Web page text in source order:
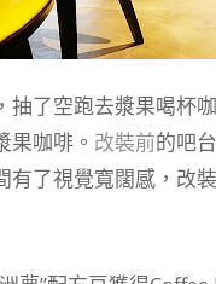
抽了空跑去漿果喝杯
果咖啡。 改裝前的吧
了視覺寬闊感，改